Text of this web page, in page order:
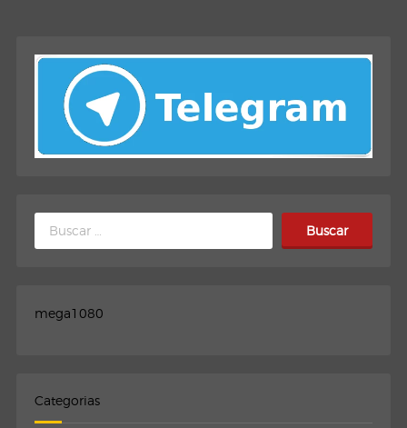
Buscar:
mega1080
Categorias